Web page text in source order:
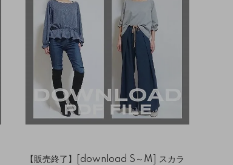
【販売終了】[download S～M] スカラ